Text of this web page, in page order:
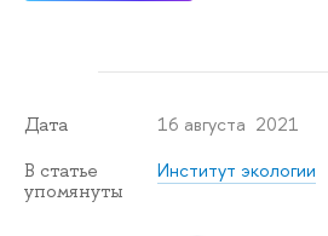
Дата 16 августа 2021
В статье
упомянуты
Институт экологии